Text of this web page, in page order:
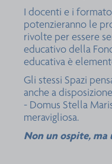
I docenti e i
potenzieranno le
rivolte per essere
educativo della
educativa è
Gli stessi Spazi
anche a
- Domus Stella
meravigliosa.
Non un ospite, ma